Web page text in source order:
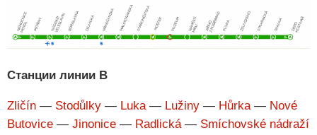
Станции линии B
Zličín — Stodůlky — Luka— Lužiny — Hůrka— Nové
Butovice — Jinonice — Radlická— Smíchovské nádraží